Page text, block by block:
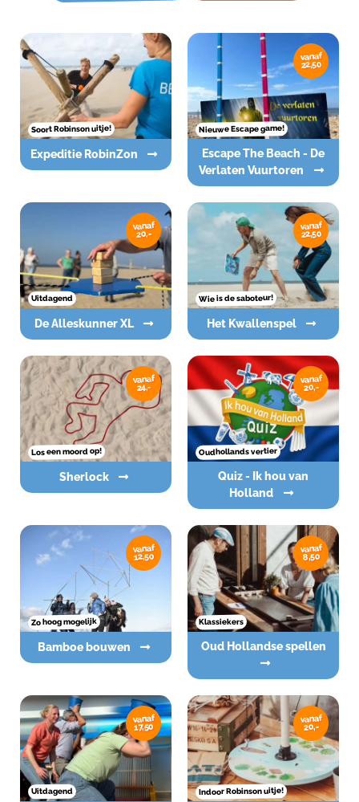
Soort Robinson uitje!
Expeditie RobinZon
vanaf
22,50
Nieuwe Escape game!
Escape The Beach - De
Verlaten Vuurtoren
vanaf
20,-
Uitdagend
De Alleskunner XL
vanaf
22,50
Wie is de saboteur!
Het Kwallenspel
vanaf
24,-
Los een moord op!
Sherlock
vanaf
20,-
Oudhollands vertier
Quiz - Ik hou van
Holland
vanaf
12,50
Zo hoog mogelijk
Bamboe bouwen
vanaf
8,50
Klassiekers
Oud Hollandse spellen
vanaf
17,50
Uitdagend
vanaf
20,-
Indoor Robinson uitje!